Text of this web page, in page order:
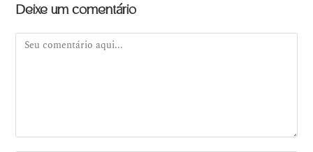
Deixe um comentário